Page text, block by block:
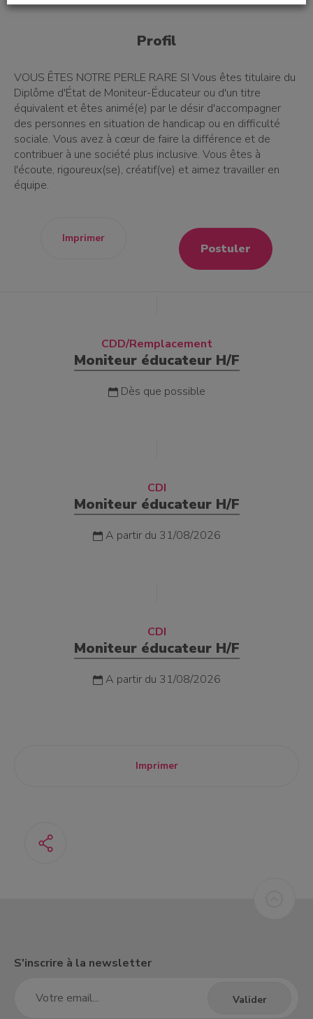
Profil
VOUS ÊTES NOTRE PERLE RARE SI Vous êtes titulaire du
Diplôme d'État de Moniteur-Éducateur ou d'un titre
équivalent et êtes animé(e) par le désir d'accompagner
des personnes en situation de handicap ou en difficulté
sociale. Vous avez à cœur de faire la différence et de
contribuer à une société plus inclusive. Vous êtes à
l'écoute, rigoureux(se), créatif(ve) et aimez travailler en
équipe.
Imprimer
Postuler
CDD/Remplacement
Moniteur éducateur H/F
Dès que possible
CDI
Moniteur éducateur H/F
A partir du 31/08/2026
CDI
Moniteur éducateur H/F
A partir du 31/08/2026
Imprimer
S'inscrire à la newsletter